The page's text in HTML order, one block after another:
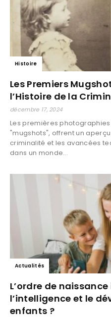
Histoire
Les Premiers
l’Histoire de la
décembre 17, 2024
Les premières
"mugshots", offrent un
criminalité et les avancées
dans un monde...
Actualités
L’ordre de
l’intelligence et le
enfants ?